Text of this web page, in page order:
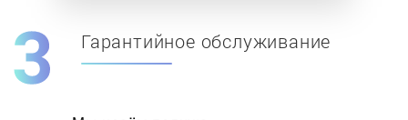
Гарантийное обслуживание